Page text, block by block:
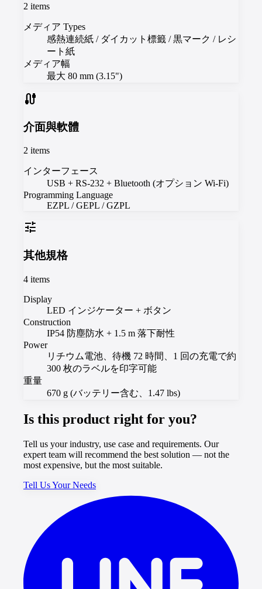
2 items
メディア Types
感熱連続紙 / ダイカット標籤 / 黒マーク / レシ
ート紙
メディア幅
最大 80 mm (3.15")
cable
介面與軟體
2 items
インターフェース
USB + RS-232 + Bluetooth (オプション Wi-Fi)
Programming Language
EZPL / GEPL / GZPL
tune
其他規格
4 items
Display
LED インジケーター + ボタン
Construction
IP54 防塵防水 + 1.5 m 落下耐性
Power
リチウム電池、待機 72 時間、1 回の充電で約
300 枚のラベルを印字可能
重量
670 g (バッテリー含む、1.47 lbs)
Is this product right for you?
Tell us your industry, use case and requirements. Our
expert team will recommend the best solution — not the
most expensive, but the most suitable.
Tell Us Your Needs